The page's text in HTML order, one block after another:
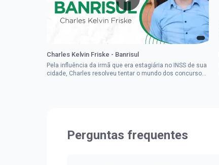
Charles Kelvin Friske - Banrisul
Pela influência da irmã que era estagiária no INSS de sua
cidade, Charles resolveu tentar o mundo dos concursos
Perguntas frequentes